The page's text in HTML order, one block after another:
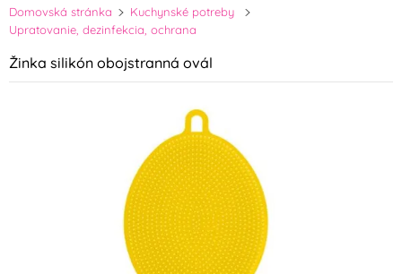
Domovská stránka
Kuchynské potreby
Upratovanie, dezinfekcia, ochrana
Žinka silikón obojstranná ovál